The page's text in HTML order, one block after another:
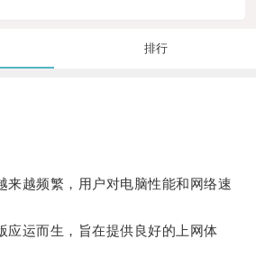
排行
越频繁，用户对电脑性能和网络速
运而生，旨在提供良好的上网体